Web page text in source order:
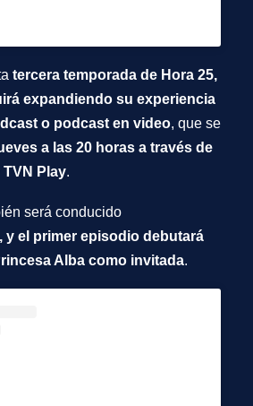
tercera temporada de Hora 25,
expandiendo su experiencia
o podcast en video, que se
a las 20 horas a través de
TVN Play.
será conducido
y el primer episodio debutará
Alba como invitada.